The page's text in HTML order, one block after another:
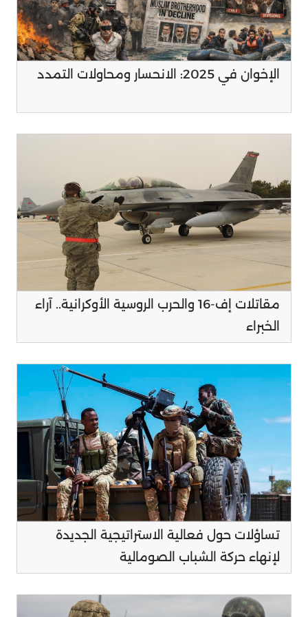
الإخوان في 2025: الانحسار ومحاولات التمدد
مقاتلات إف-16 والحرب الروسية الأوكرانية.. آراء
الخبراء
تساؤلات حول فعالية الاستراتيجية الجديدة
لإنهاء حركة الشباب الصومالية